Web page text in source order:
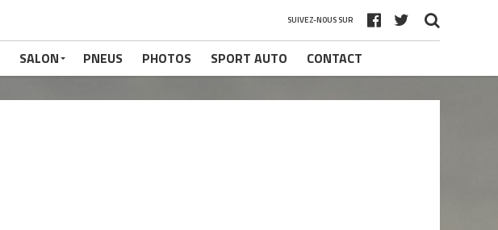
SUIVEZ-NOUS SUR
SALON PNEUS PHOTOS SPORT AUTO CONTACT